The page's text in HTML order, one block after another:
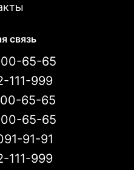
связь
65-65
111-999
65-65
65-65
91-91
111-999